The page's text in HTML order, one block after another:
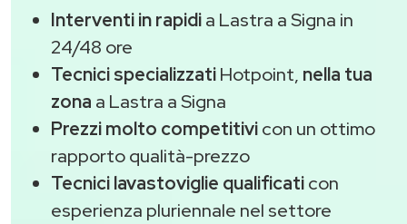
Interventi in rapidia Lastra a Signa in
24/48 ore
Tecnici specializzatiHotpoint, nella tua
zona a Lastra a Signa
Prezzi molto competitivicon un ottimo
rapporto qualità-prezzo
Tecnici lavastoviglie qualificaticon
esperienza pluriennale nel settore